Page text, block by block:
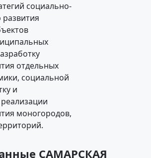
социально-
отдельных
социальной
и
моногородов,
САМАРСКАЯ